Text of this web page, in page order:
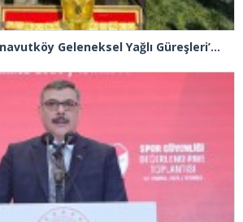
Serdar Yıldırım, Arnavutköy Geleneksel Yağlı Güreşleri’nin Başpehlivanı